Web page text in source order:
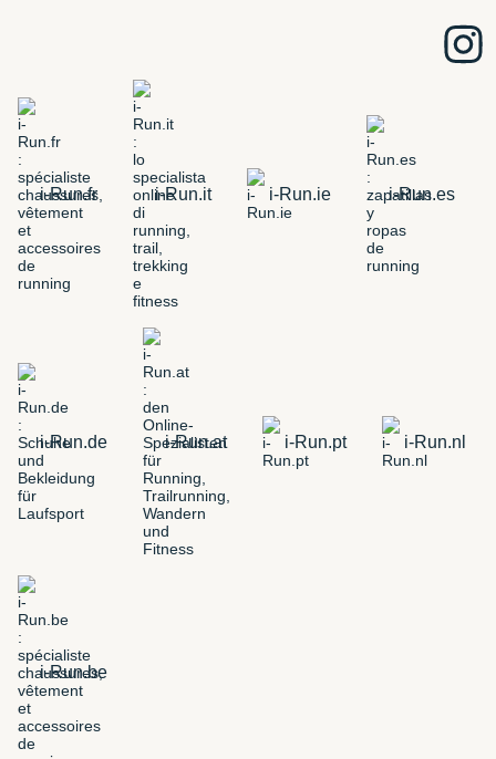
i-Run.fr i-Run.it i-Run.ie i-Run.es
i-Run.de i-Run.at i-Run.pt i-Run.nl
i-Run.be